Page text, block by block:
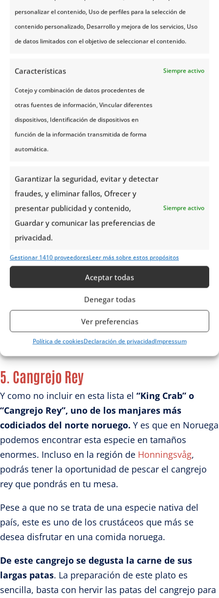
personalizar el contenido, Uso de perfiles para la selección de
contenido personalizado, Desarrollo y mejora de los servicios, Uso
de datos limitados con el objetivo de seleccionar el contenido.
Características Siempre activo
Cotejo y combinación de datos procedentes de
otras fuentes de información, Vincular diferentes
dispositivos, Identificación de dispositivos en
función de la información transmitida de forma
automática.
Garantizar la seguridad, evitar y detectar
fraudes, y eliminar fallos, Ofrecer y
presentar publicidad y contenido,
Guardar y comunicar las preferencias de
privacidad.
Siempre activo
Gestionar 1410 proveedoresLeer más sobre estos propósitos
Aceptar todas
Denegar todas
Ver preferencias
Política de cookiesDeclaración de privacidadImpressum
zanahorias cocidas o cualquier otro vegetal y,
obviamente, se acompaña de la típica Akvavit, una
cerveza o una copa de vino.
4. Sopa de carne de reno
Indudablemente, en el país de los fiordos mucha de
la comida Noruega proviene de la caza.
Los animales más cazados son el ciervo, el reno y
intenso que dejan una huella imborrable en el
paladar. Las carnes de este tipo se preparan de
diferentes formas y los acompañantes también
varían, aun así, el sabor protagonista del plato lo
otorga sin duda alguna la carne del animal.
En Noruega podrás probar la tradicionalsopa de
carne de reno, un plato que ofrece una carne
muy tierna y suave con una variedad de verduras
y una textura bastante espesa. Este plato es ideal
para combatir las bajas temperaturas de los fríos
días del invierno.
5. Cangrejo Rey
Y como no incluir en esta lista el “King Crab” o
“Cangrejo Rey”, uno de los manjares más
codiciados del norte noruego. Y es que en Noruega
podemos encontrar esta especie en tamaños
enormes. Incluso en la región de Honningsvåg,
podrás tener la oportunidad de pescar el cangrejo
rey que pondrás en tu mesa.
Pese a que no se trata de una especie nativa del
país, este es uno de los crustáceos que más se
desea disfrutar en una comida noruega.
De este cangrejo se degusta la carne de sus
largas patas. La preparación de este plato es
sencilla, basta con hervir las patas del cangrejo para